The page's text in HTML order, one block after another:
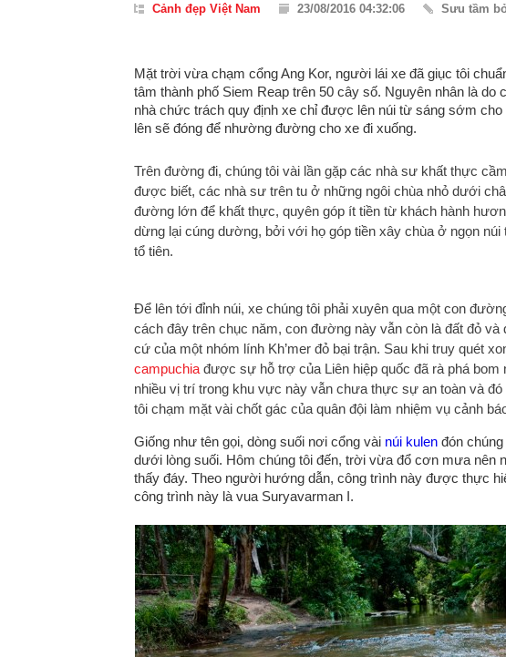
Cảnh đẹp Việt Nam 23/08/2016 04:32:06 Sưu tầm
Mặt trời vừa chạm cổng Ang Kor, người lái xe đã giục tôi
tâm thành phố Siem Reap trên 50 cây số. Nguyên nhân là do
nhà chức trách quy định xe chỉ được lên núi từ sáng sớm
lên sẽ đóng để nhường đường cho xe đi xuống.
Trên đường đi, chúng tôi vài lần gặp các nhà sư khất thực
được biết, các nhà sư trên tu ở những ngôi chùa nhỏ dưới
đường lớn để khất thực, quyên góp ít tiền từ khách hành
dừng lại cúng dường, bởi với họ góp tiền xây chùa ở ngọn
tổ tiên.
Để lên tới đỉnh núi, xe chúng tôi phải xuyên qua một con
cách đây trên chục năm, con đường này vẫn còn là đất đỏ
cứ của một nhóm lính Kh’mer đỏ bại trận. Sau khi truy quét
campuchia được sự hỗ trợ của Liên hiệp quốc đã rà phá
nhiều vị trí trong khu vực này vẫn chưa thực sự an toàn và
tôi chạm mặt vài chốt gác của quân đội làm nhiệm vụ cảnh
Giống như tên gọi, dòng suối nơi cổng vài núi kulen đón
dưới lòng suối. Hôm chúng tôi đến, trời vừa đổ cơn mưa nên
thấy đáy. Theo người hướng dẫn, công trình này được thực
công trình này là vua Suryavarman I.